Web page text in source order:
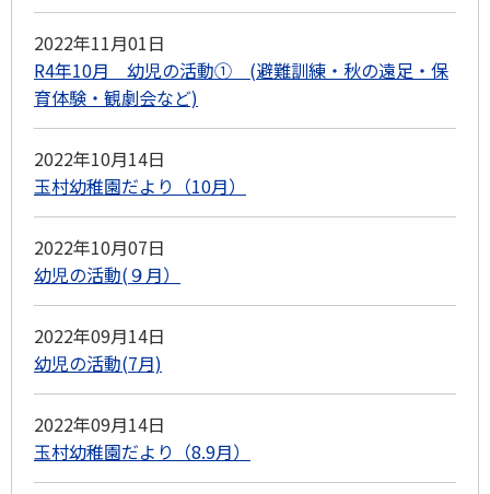
2022年11月01日
R4年10月 幼児の活動① (避難訓練・秋の遠足・保
育体験・観劇会など)
2022年10月14日
玉村幼稚園だより（10月）
2022年10月07日
幼児の活動(９月）
2022年09月14日
幼児の活動(7月)
2022年09月14日
玉村幼稚園だより（8.9月）